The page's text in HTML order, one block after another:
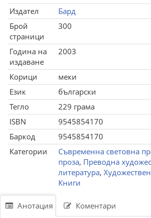
Издател
Бард
Брой
страници
300
Година на
издаване
2003
Корици
меки
Език
български
Тегло
229 грама
ISBN
9545854170
Баркод
9545854170
Категории
Съвременна световна
проза, Преводна
литература,
Книги
Анотация Коментари